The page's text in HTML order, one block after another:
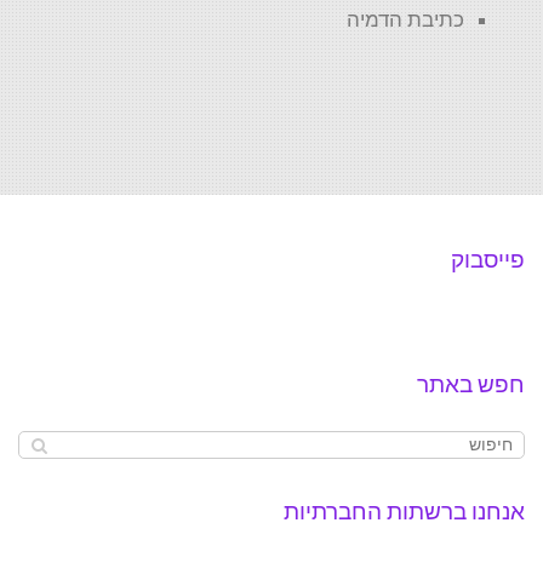
כתיבת הדמיה
פייסבוק
חפש באתר
אנחנו ברשתות החברתיות